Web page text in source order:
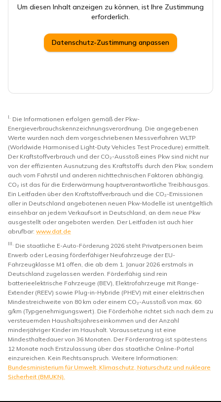
Um diesen Inhalt anzeigen zu können, ist Ihre Zustimmung
erforderlich.
Datenschutz-Zustimmung anpassen
I. Die Informationen erfolgen gemäß der Pkw-
Energieverbrauchskennzeichnungsverordnung. Die angegebenen
Werte wurden nach dem vorgeschriebenen Messverfahren WLTP
(Worldwide Harmonised Light-Duty Vehicles Test Procedure) ermittelt.
Der Kraftstoffverbrauch und der CO₂-Ausstoß eines Pkw sind nicht nur
von der effizienten Ausnutzung des Kraftstoffs durch den Pkw, sondern
auch vom Fahrstil und anderen nichttechnischen Faktoren abhängig.
CO₂ ist das für die Erderwärmung hauptverantwortliche Treibhausgas.
Ein Leitfaden über den Kraftstoffverbrauch und die CO₂-Emissionen
aller in Deutschland angebotenen neuen Pkw-Modelle ist unentgeltlich
einsehbar an jedem Verkaufsort in Deutschland, an dem neue Pkw
ausgestellt oder angeboten werden. Der Leitfaden ist auch hier
abrufbar: www.dat.de
III. Die staatliche E-Auto-Förderung 2026 steht Privatpersonen beim
Erwerb oder Leasing förderfähiger Neufahrzeuge der EU-
Fahrzeugklasse M1 offen, die ab dem 1. Januar 2026 erstmals in
Deutschland zugelassen werden. Förderfähig sind rein
batterieelektrische Fahrzeuge (BEV), Elektrofahrzeuge mit Range-
Extender (REEV) sowie Plug-in-Hybride (PHEV) mit einer elektrischen
Mindestreichweite von 80 km oder einem CO₂-Ausstoß von max. 60
g/km (Typgenehmigungswert). Die Förderhöhe richtet sich nach dem zu
versteuernden Haushaltsjahreseinkommen und der Anzahl
minderjähriger Kinder im Haushalt. Voraussetzung ist eine
Mindesthaltedauer von 36 Monaten. Der Förderantrag ist spätestens
12 Monate nach Erstzulassung über das staatliche Online-Portal
einzureichen. Kein Rechtsanspruch. Weitere Informationen:
Bundesministerium für Umwelt, Klimaschutz, Naturschutz und nukleare
Sicherheit (BMUKN).